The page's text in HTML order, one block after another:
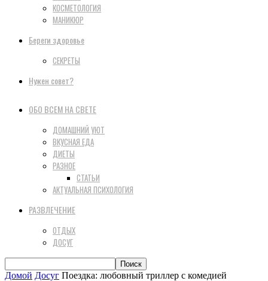
КОСМЕТОЛОГИЯ
МАНИКЮР
Береги здоровье
СЕКРЕТЫ
Нужен совет?
ОБО ВСЕМ НА СВЕТЕ
ДОМАШНИЙ УЮТ
ВКУСНАЯ ЕДА
ДИЕТЫ
РАЗНОЕ
СТАТЬИ
АКТУАЛЬНАЯ ПСИХОЛОГИЯ
РАЗВЛЕЧЕНИЕ
ОТДЫХ
ДОСУГ
Домой Досуг Поездка: любовный триллер с комедией